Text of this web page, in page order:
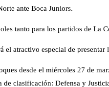
ante Boca Juniors.
tanto para los partidos de La
el atractivo especial de
desde el miércoles 27 de
de clasificación: Defensa y